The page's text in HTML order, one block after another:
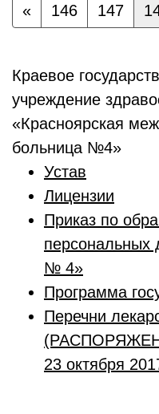
« 146 147
Краевое
учреждение
«Красноярская
больница №4»
Устав
Лицензии
Приказ по
№ 4»
Программа
Перечни
23 октября